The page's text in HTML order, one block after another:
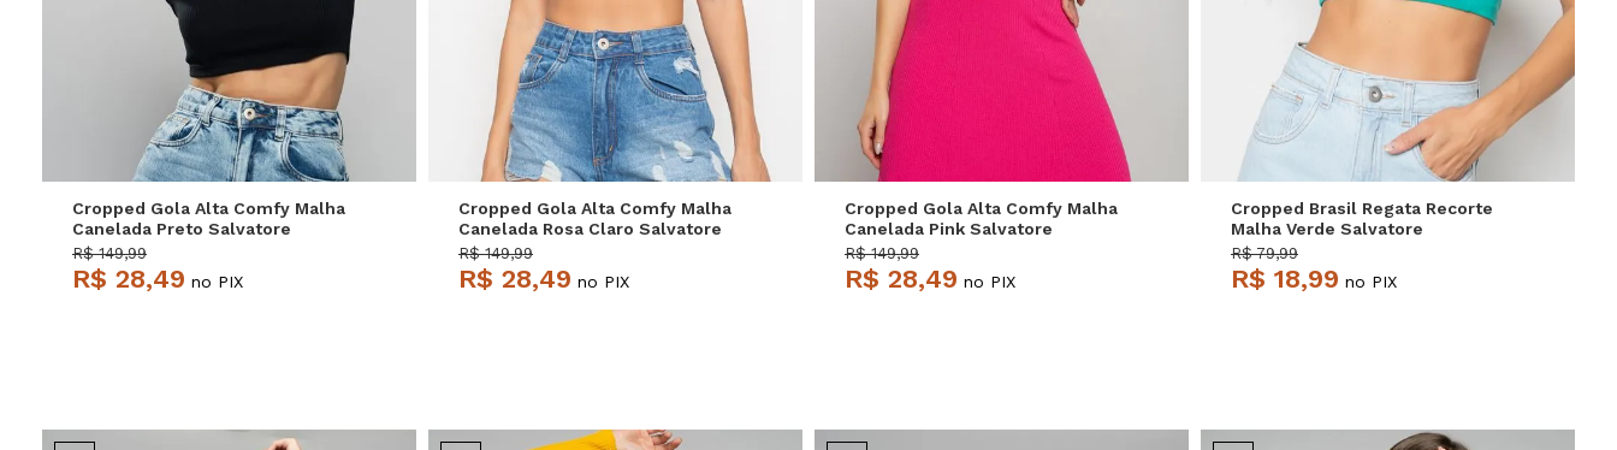
G
Cropped Gola Alta Comfy Malha
Canelada Preto Salvatore
R$ 149,99
R$ 28,49 no PIX
P M G
Cropped Gola Alta Comfy Malha
Canelada Rosa Claro Salvatore
R$ 149,99
R$ 28,49 no PIX
Cropped Gola Alta Comfy Malha
Canelada Pink Salvatore
R$ 149,99
R$ 28,49 no PIX
P
Cropped Brasil Regata Recorte
Malha Verde Salvatore
R$ 79,99
R$ 18,99 no PIX